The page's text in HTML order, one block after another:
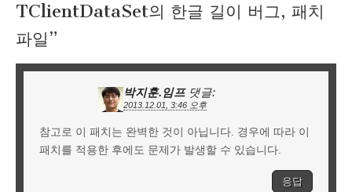
TClientDataSet의 한글 길이 버그, 패치
파일”
박지훈.임프 댓글:
2013.12.01, 3:46 오후
참고로 이 패치는 완벽한 것이 아닙니다. 경우에 따라 이
패치를 적용한 후에도 문제가 발생할 수 있습니다.
응답